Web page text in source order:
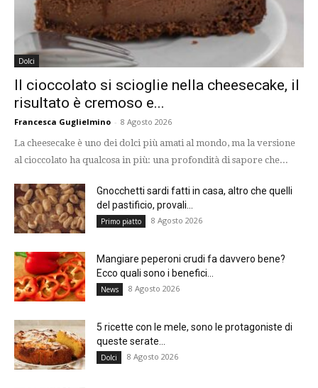
Dolci
Il cioccolato si scioglie nella cheesecake, il
risultato è cremoso e...
Francesca Guglielmino - 8 Agosto 2026
La cheesecake è uno dei dolci più amati al mondo, ma la versione
al cioccolato ha qualcosa in più: una profondità di sapore che...
Gnocchetti sardi fatti in casa, altro che quelli
del pastificio, provali...
Primo piatto 8 Agosto 2026
Mangiare peperoni crudi fa davvero bene?
Ecco quali sono i benefici...
News 8 Agosto 2026
5 ricette con le mele, sono le protagoniste di
queste serate...
Dolci 8 Agosto 2026